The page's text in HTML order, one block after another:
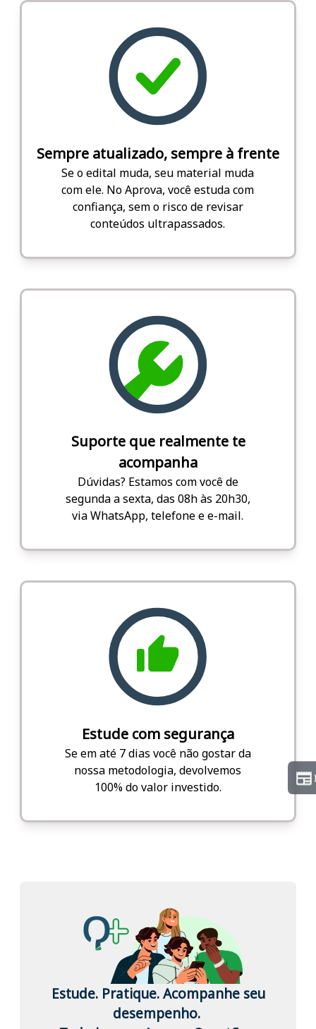
Sempre atualizado, sempre à frente
Se o edital muda, seu material muda
com ele. No Aprova, você estuda com
confiança, sem o risco de revisar
conteúdos ultrapassados.
Suporte que realmente te
acompanha
Dúvidas? Estamos com você de
segunda a sexta, das 08h às 20h30,
via WhatsApp, telefone e e-mail.
Estude com segurança
Se em até 7 dias você não gostar da
nossa metodologia, devolvemos
100% do valor investido.
Estude. Pratique. Acompanhe seu
desempenho.